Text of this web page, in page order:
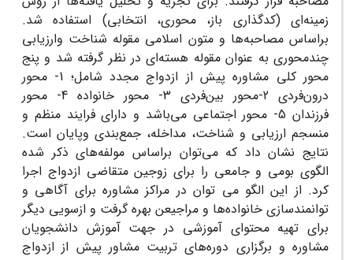
زمینه‌ای (کدگذاری باز، محوری، انتخابی) استفاده شد.
براساس مصاحبه‌ها و متون اسلامی مقوله شناخت وارزیابی
چندمحوری به عنوان مقوله هسته‌ای در نظر گرفته شد و پنج
محور کلی مشاوره پیش از ازدواج مجدد شامل؛ 1- محور
درون‌فردی 2-محور بین‌فردی 3- محور خانواده 4- محور
فرزندان 5- محور اجتماعی می‌باشد و دارای فرایند منظم و
منسجم ارزیابی و شناخت، مداخله، جمع‌بندی وپایان است.
نتایج نشان داد که می‌توان براساس مولفه‌های ذکر شده
الگوی بومی و جامعی را برای زوجین متقاضی ازدواج اجرا
کرد. از این الگو می توان در مراکز مشاوره برای آگاهی و
توانمندسازی خانواده‌ها و مراجیعن بهره گرفت و ازسویی دیگر
برای تهیه محتوای آموزشی در جهت آموزش دانشجویان
مشاوره و برگزاری دوره‌های تربیت مشاور پیش از ازدواج